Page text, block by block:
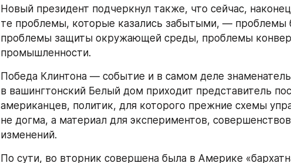
С другой стороны, нельзя не видеть, что связь между
и ситуацией в американской экономике самая прямая:
войны» повлекло за собой сворачивание производства и
По подсчетам, которыми министр обороны Ричард Чейни
с журналистами в день выборов, из-за сокращения
лишились в Америке 1,6 миллиона человек. Неслучайно
серьезные поражения в тех штатах, которые были
и его — прежде щедрые — подряды, в первую очередь
предпочитающей, как правило, в голосовании не